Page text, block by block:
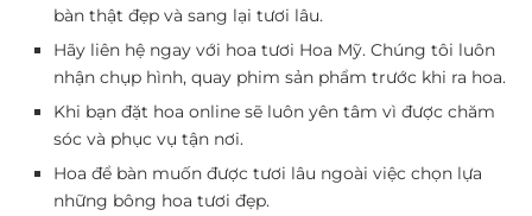
bàn thật đẹp và sang lại tươi lâu.
Hãy liên hệ ngay với hoa tươi Hoa Mỹ. Chúng tôi luôn
nhận chụp hình, quay phim sản phẩm trước khi ra hoa.
Khi bạn đặt hoa online sẽ luôn yên tâm vì được chăm
sóc và phục vụ tận nơi.
Hoa để bàn muốn được tươi lâu ngoài việc chọn lựa
những bông hoa tươi đẹp.